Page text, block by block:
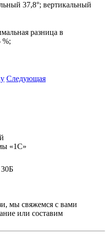
37,8°; вертикальный
разница в
%;
Следующая
«1С»
мы свяжемся с вами
или составим